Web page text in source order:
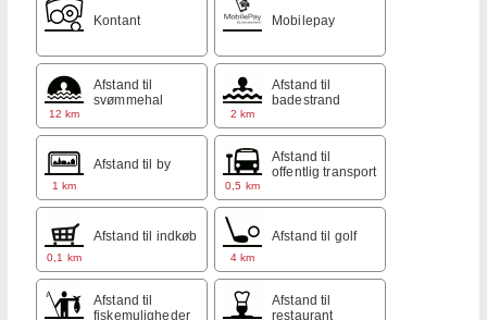
Kontant Mobilepay
12 km
Afstand til
svømmehal
2 km
Afstand til
badestrand
1 km
Afstand til by
0,5 km
Afstand til
offentlig transport
0,1 km
Afstand til indkøb
4 km
Afstand til golf
Afstand til
fiskemuligheder
Afstand til
restaurant